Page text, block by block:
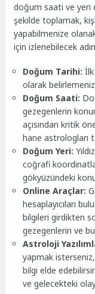
doğum saati ve yeri
şekilde toplamak,
yapabilmenize
için izlenebilecek
Doğum Tarihi:
olarak
Doğum Saati:
gezegenlerin
açısından kritik
hane astrologları
Doğum Yeri:
coğrafi
gökyüzündeki
Online Araçlar:
hesaplayıcıları
bilgileri girdikten
gezegenlerin ve
Astroloji
yapmak
bilgi elde
ve gelecekteki